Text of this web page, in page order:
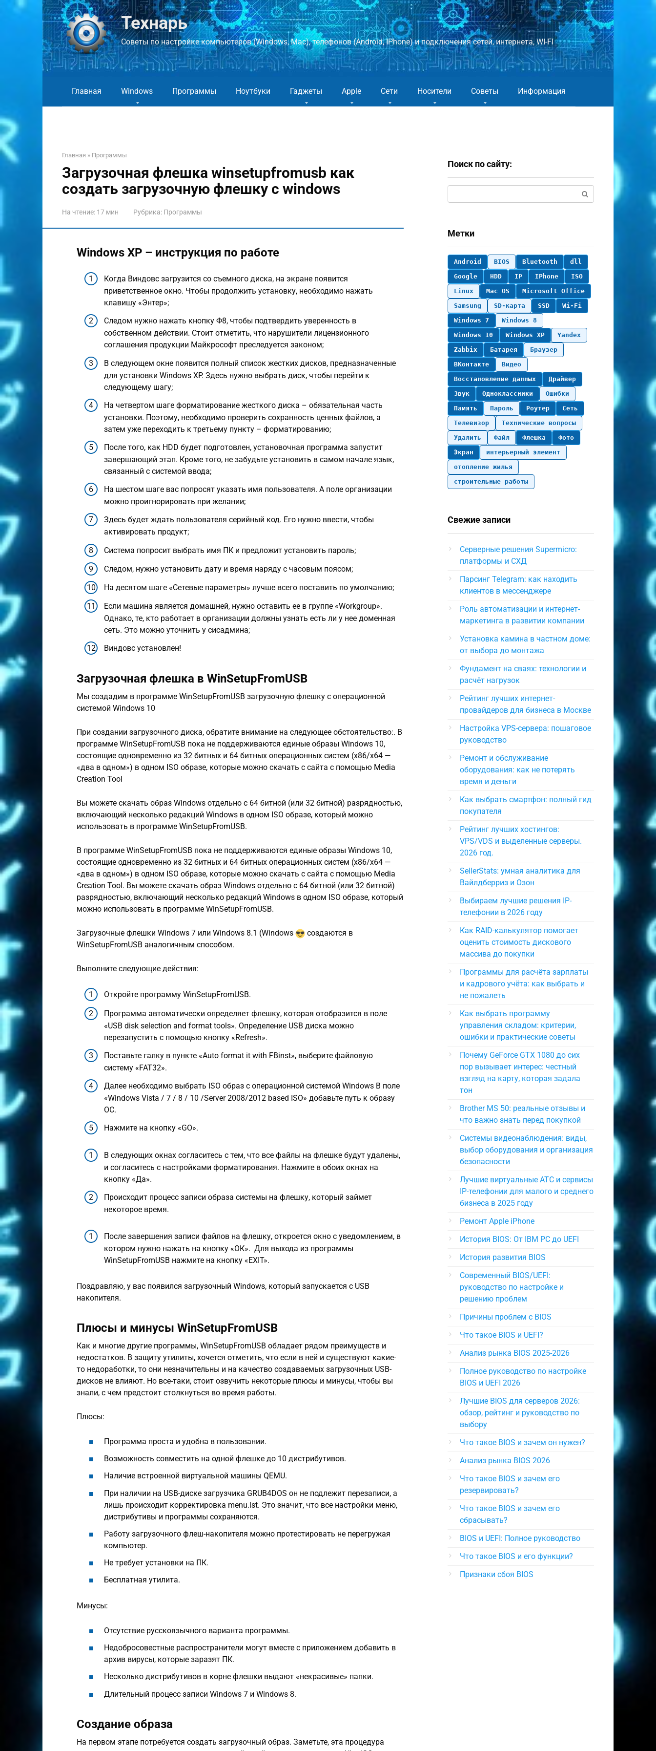
Перейти
Технарь
Советы по настройке компьютеров (Windows, Mac), телефонов (Android, IPhone) и подключения сетей, интернета, WI-FI
Главная Windows Программы Ноутбуки Гаджеты Apple Сети Носители Советы Информация
Главная » Программы
Загрузочная флешка winsetupfromusb как
создать загрузочную флешку с windows
На чтение: 17 мин Рубрика: Программы
Windows XP – инструкция по работе
Когда Виндовс загрузится со съемного диска, на экране появится
приветственное окно. Чтобы продолжить установку, необходимо нажать
клавишу «Энтер»;
Следом нужно нажать кнопку Ф8, чтобы подтвердить уверенность в
собственном действии. Стоит отметить, что нарушители лицензионного
соглашения продукции Майкрософт преследуется законом;
В следующем окне появится полный список жестких дисков, предназначенные
для установки Windows XP. Здесь нужно выбрать диск, чтобы перейти к
следующему шагу;
На четвертом шаге форматирование жесткого диска – обязательная часть
установки. Поэтому, необходимо проверить сохранность ценных файлов, а
затем уже переходить к третьему пункту – форматированию;
После того, как HDD будет подготовлен, установочная программа запустит
завершающий этап. Кроме того, не забудьте установить в самом начале язык,
связанный с системой ввода;
На шестом шаге вас попросят указать имя пользователя. А поле организации
можно проигнорировать при желании;
Здесь будет ждать пользователя серийный код. Его нужно ввести, чтобы
активировать продукт;
Система попросит выбрать имя ПК и предложит установить пароль;
Следом, нужно установить дату и время наряду с часовым поясом;
На десятом шаге «Сетевые параметры» лучше всего поставить по умолчанию;
Если машина является домашней, нужно оставить ее в группе «Workgroup».
Однако, те, кто работает в организации должны узнать есть ли у нее доменная
сеть. Это можно уточнить у сисадмина;
Виндовс установлен!
Загрузочная флешка в WinSetupFromUSB
Мы создадим в программе WinSetupFromUSB загрузочную флешку с операционной
системой Windows 10
При создании загрузочного диска, обратите внимание на следующее обстоятельство:. В
программе WinSetupFromUSB пока не поддерживаются единые образы Windows 10,
состоящие одновременно из 32 битных и 64 битных операционных систем (x86/x64 —
«два в одном») в одном ISO образе, которые можно скачать с сайта с помощью Media
Creation Tool
Вы можете скачать образ Windows отдельно с 64 битной (или 32 битной) разрядностью,
включающий несколько редакций Windows в одном ISO образе, который можно
использовать в программе WinSetupFromUSB.
В программе WinSetupFromUSB пока не поддерживаются единые образы Windows 10,
состоящие одновременно из 32 битных и 64 битных операционных систем (x86/x64 —
«два в одном») в одном ISO образе, которые можно скачать с сайта с помощью Media
Creation Tool. Вы можете скачать образ Windows отдельно с 64 битной (или 32 битной)
разрядностью, включающий несколько редакций Windows в одном ISO образе, который
можно использовать в программе WinSetupFromUSB.
Загрузочные флешки Windows 7 или Windows 8.1 (Windows
создаются в
WinSetupFromUSB аналогичным способом.
Выполните следующие действия:
Откройте программу WinSetupFromUSB.
Программа автоматически определяет флешку, которая отобразится в поле
«USB disk selection and format tools». Определение USB диска можно
перезапустить с помощью кнопку «Refresh».
Поставьте галку в пункте «Auto format it with FBinst», выберите файловую
систему «FAT32».
Далее необходимо выбрать ISO образ с операционной системой Windows В поле
«Windows Vista / 7 / 8 / 10 /Server 2008/2012 based ISO» добавьте путь к образу
ОС.
Нажмите на кнопку «GO».
В следующих окнах согласитесь с тем, что все файлы на флешке будут удалены,
и согласитесь с настройками форматирования. Нажмите в обоих окнах на
кнопку «Да».
Происходит процесс записи образа системы на флешку, который займет
некоторое время.
После завершения записи файлов на флешку, откроется окно с уведомлением, в
котором нужно нажать на кнопку «ОК». Для выхода из программы
WinSetupFromUSB нажмите на кнопку «EXIT».
Поздравляю, у вас появился загрузочный Windows, который запускается с USB
накопителя.
Плюсы и минусы WinSetupFromUSB
Как и многие другие программы, WinSetupFromUSB обладает рядом преимуществ и
недостатков. В защиту утилиты, хочется отметить, что если в ней и существуют какие-
то недоработки, то они незначительны и на качество создаваемых загрузочных USB-
дисков не влияют. Но все-таки, стоит озвучить некоторые плюсы и минусы, чтобы вы
знали, с чем предстоит столкнуться во время работы.
Плюсы:
Программа проста и удобна в пользовании.
Возможность совместить на одной флешке до 10 дистрибутивов.
Наличие встроенной виртуальной машины QEMU.
При наличии на USB-диске загрузчика GRUB4DOS он не подлежит перезаписи, а
лишь происходит корректировка menu.lst. Это значит, что все настройки меню,
дистрибутивы и программы сохраняются.
Работу загрузочного флеш-накопителя можно протестировать не перегружая
компьютер.
Не требует установки на ПК.
Бесплатная утилита.
Минусы:
Отсутствие русскоязычного варианта программы.
Недобросовестные распространители могут вместе с приложением добавить в
архив вирусы, которые заразят ПК.
Несколько дистрибутивов в корне флешки выдают «некрасивые» папки.
Длительный процесс записи Windows 7 и Windows 8.
Создание образа
На первом этапе потребуется создать загрузочный образ. Заметьте, эта процедура
Поиск по сайту:
Метки
Android BIOS Bluetooth
dll
Google
HDD IP IPhone
ISO
Linux
Mac OS
Microsoft Office
Samsung
SD-карта SSD
Wi-Fi
Windows 7
Windows 8
Windows 10
Windows XP
Yandex
Zabbix
Батарея
Браузер
ВКонтакте
Видео
Восстановление данных
Драйвер
Звук
Одноклассники
Ошибки
Память
Пароль Роутер
Сеть
Телевизор
Технические вопросы
Удалить
Файл Флешка
Фото
Экран
интерьерный элемент
отопление жилья
строительные работы
Свежие записи
Серверные решения Supermicro:
платформы и СХД
Парсинг Telegram: как находить
клиентов в мессенджере
Роль автоматизации и интернет-
маркетинга в развитии компании
Установка камина в частном доме:
от выбора до монтажа
Фундамент на сваях: технологии и
расчёт нагрузок
Рейтинг лучших интернет-
провайдеров для бизнеса в Москве
Настройка VPS-сервера: пошаговое
руководство
Ремонт и обслуживание
оборудования: как не потерять
время и деньги
Как выбрать смартфон: полный гид
покупателя
Рейтинг лучших хостингов:
VPS/VDS и выделенные серверы.
2026 год.
SellerStats: умная аналитика для
Вайлдберриз и Озон
Выбираем лучшие решения IP-
телефонии в 2026 году
Как RAID-калькулятор помогает
оценить стоимость дискового
массива до покупки
Программы для расчёта зарплаты
и кадрового учёта: как выбрать и
не пожалеть
Как выбрать программу
управления складом: критерии,
ошибки и практические советы
Почему GeForce GTX 1080 до сих
пор вызывает интерес: честный
взгляд на карту, которая задала
тон
Brother MS 50: реальные отзывы и
что важно знать перед покупкой
Системы видеонаблюдения: виды,
выбор оборудования и организация
безопасности
Лучшие виртуальные АТС и сервисы
IP-телефонии для малого и среднего
бизнеса в 2025 году
Ремонт Apple iPhone
История BIOS: От IBM PC до UEFI
История развития BIOS
Современный BIOS/UEFI:
руководство по настройке и
решению проблем
Причины проблем с BIOS
Что такое BIOS и UEFI?
Анализ рынка BIOS 2025-2026
Полное руководство по настройке
BIOS и UEFI 2026
Лучшие BIOS для серверов 2026:
обзор, рейтинг и руководство по
выбору
Что такое BIOS и зачем он нужен?
Анализ рынка BIOS 2026
Что такое BIOS и зачем его
резервировать?
Что такое BIOS и зачем его
сбрасывать?
BIOS и UEFI: Полное руководство
Что такое BIOS и его функции?
Признаки сбоя BIOS